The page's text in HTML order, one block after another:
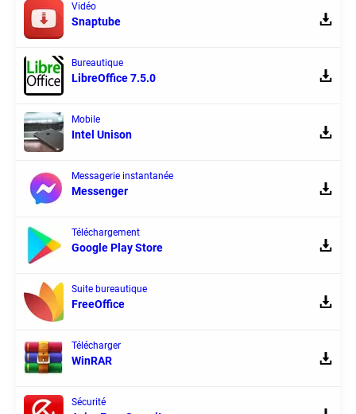
Vidéo
Snaptube
Bureautique
LibreOffice 7.5.0
Mobile
Intel Unison
Messagerie instantanée
Messenger
Téléchargement
Google Play Store
Suite bureautique
FreeOffice
Télécharger
WinRAR
Sécurité